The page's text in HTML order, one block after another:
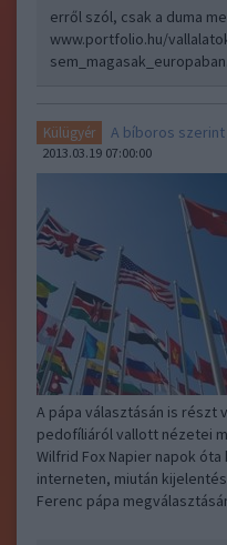
erről szól, csak a duma
www.portfolio.hu/
Külügyér A bíboros
2013.03.19 07:00:00
A pápa választásán is részt
pedofíliáról vallott nézetei
Wilfrid Fox Napier napok
interneten, miután
Ferenc pápa